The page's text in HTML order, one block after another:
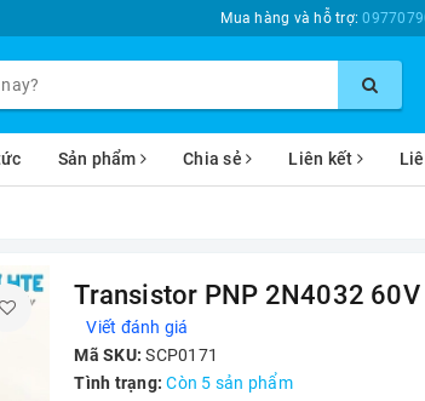
Mua hàng và hỗ trợ:
Sản phẩm Chia sẻ Liên kết
Transistor PNP 2N4032
Viết đánh giá
Mã SKU: SCP0171
Tình trạng: Còn 5 sản phẩm